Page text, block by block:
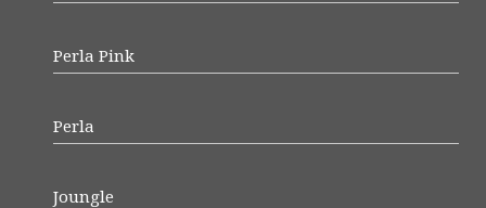
Perla Pink
Perla
Joungle